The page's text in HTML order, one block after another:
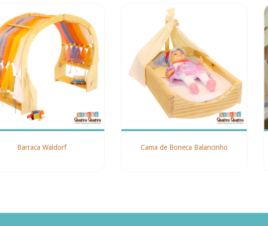
Barraca Waldorf Cama de Boneca Balancinho